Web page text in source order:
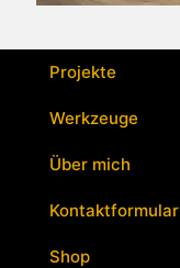
Projekte
Werkzeuge
Über mich
Kontaktformular
Shop